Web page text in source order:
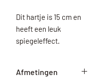
Dit hartje is 15 cm en
heeft een leuk
spiegeleffect.
Afmetingen